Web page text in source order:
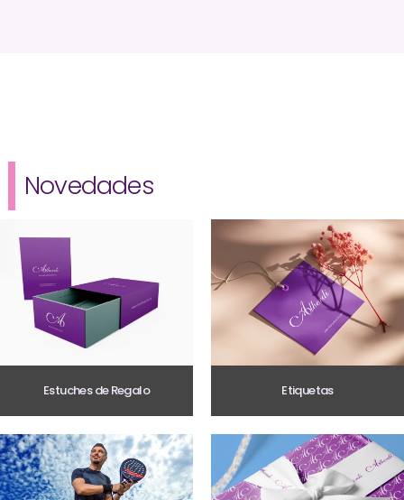
Novedades
Estuches de Regalo Etiquetas